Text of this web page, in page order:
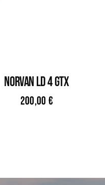
NORVAN LD 4 GTX
200,00 €